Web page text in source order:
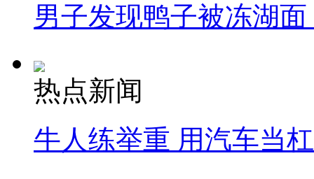
男子发现鸭子被冻湖
热点新闻
牛人练举重 用汽车当